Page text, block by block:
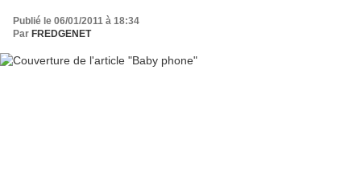
Publié le 06/01/2011 à 18:34
Par FREDGENET